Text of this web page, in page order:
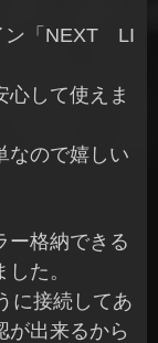
ン「NEXT LI
心して使えま
なので嬉しい
ー格納できる
た。
に接続してあ
が出来るから